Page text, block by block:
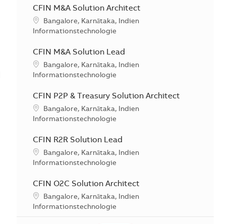
CFIN M&A Solution Architect
Standort
Bangalore, Karnātaka, Indien
Kategorie
Informationstechnologie
CFIN M&A Solution Lead
Standort
Bangalore, Karnātaka, Indien
Kategorie
Informationstechnologie
CFIN P2P & Treasury Solution Architect
Standort
Bangalore, Karnātaka, Indien
Kategorie
Informationstechnologie
CFIN R2R Solution Lead
Standort
Bangalore, Karnātaka, Indien
Kategorie
Informationstechnologie
CFIN O2C Solution Architect
Standort
Bangalore, Karnātaka, Indien
Kategorie
Informationstechnologie